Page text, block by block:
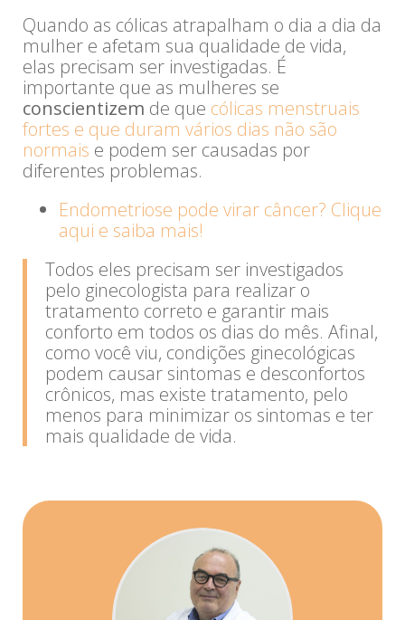
Quando as cólicas atrapalham o dia a dia da
mulher e afetam sua qualidade de vida,
elas precisam ser investigadas. É
importante que as mulheres se
conscientizem de que cólicas menstruais
fortes e que duram vários dias não são
normais e podem ser causadas por
diferentes problemas.
Endometriose pode virar câncer? Clique
aqui e saiba mais!
Todos eles precisam ser investigados
pelo ginecologista para realizar o
tratamento correto e garantir mais
conforto em todos os dias do mês. Afinal,
como você viu, condições ginecológicas
podem causar sintomas e desconfortos
crônicos, mas existe tratamento, pelo
menos para minimizar os sintomas e ter
mais qualidade de vida.